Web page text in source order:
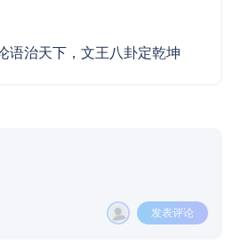
语治天下，文王八卦定乾坤
发表评论